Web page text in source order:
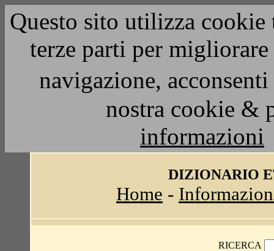
Questo sito utilizza
terze parti per
navigazione,
nostra cookie &
informazioni
DIZIONARIO
Home -
RICERCA